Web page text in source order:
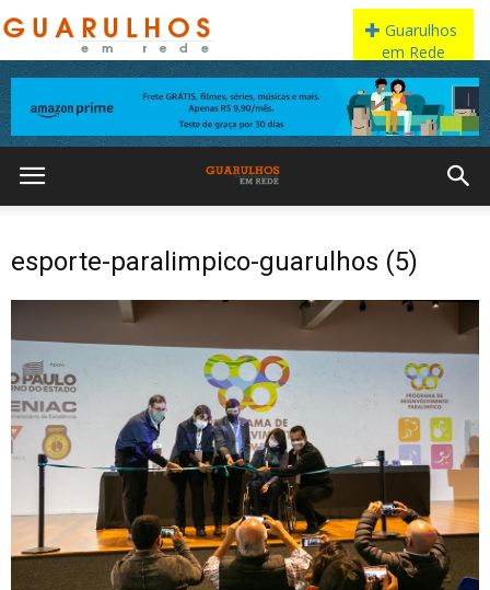
esporte-paralimpico-guarulhos (5)